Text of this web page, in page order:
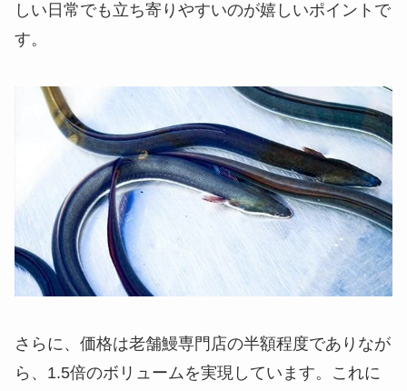
しい日常でも立ち寄りやすいのが嬉しいポイントで
す。
さらに、価格は老舗鰻専門店の半額程度でありなが
ら、1.5倍のボリュームを実現しています。これに